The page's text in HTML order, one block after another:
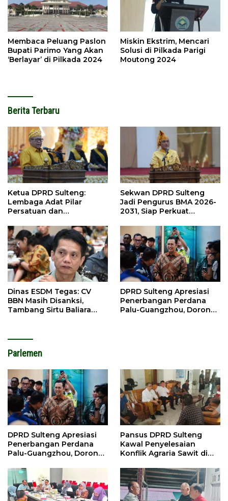
Membaca Peluang Paslon
Bupati Parimo Yang Akan
‘Berlayar’ di Pilkada 2024
Miskin Ekstrim, Mencari
Solusi di Pilkada Parigi
Moutong 2024
Berita Terbaru
Ketua DPRD Sulteng:
Lembaga Adat Pilar
Persatuan dan
Sekwan DPRD Sulteng
Jadi Pengurus BMA 2026-
2031, Siap Perkuat
Dinas ESDM Tegas: CV
BBN Masih Disanksi,
Tambang Sirtu Baliara
DPRD Sulteng Apresiasi
Penerbangan Perdana
Palu-Guangzhou, Dorong
Parlemen
DPRD Sulteng Apresiasi
Penerbangan Perdana
Palu-Guangzhou, Dorong
Pansus DPRD Sulteng
Kawal Penyelesaian
Konflik Agraria Sawit di